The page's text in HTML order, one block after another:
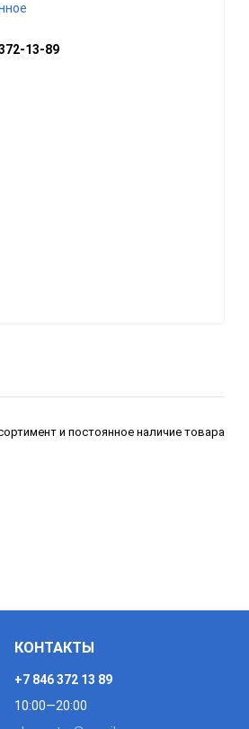
13-89
и постоянное наличие товара
КОНТАКТЫ
+7 846 372 13 89
10:00—20:00